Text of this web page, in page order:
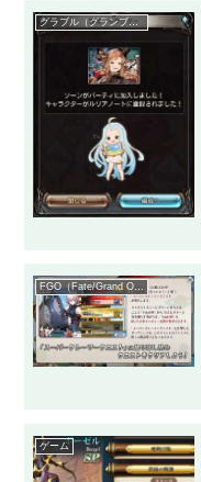
グラブル（グランブルーファンタジー）
ゲーム